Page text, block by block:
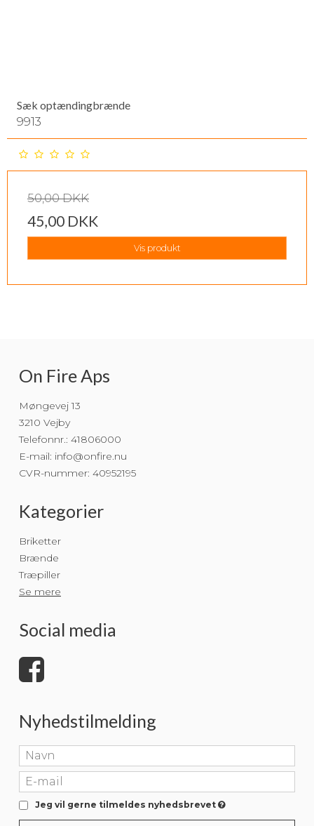
Sæk optændingbrænde
9913
50,00 DKK
45,00 DKK
Vis produkt
On Fire Aps
Møngevej 13
3210 Vejby
Telefonnr.: 41806000
E-mail: info@onfire.nu
CVR-nummer: 40952195
Kategorier
Briketter
Brænde
Træpiller
Se mere
Social media
Nyhedstilmelding
Jeg vil gerne tilmeldes nyhedsbrevet